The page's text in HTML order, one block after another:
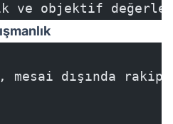
ve objektif
mesai dışında rakip